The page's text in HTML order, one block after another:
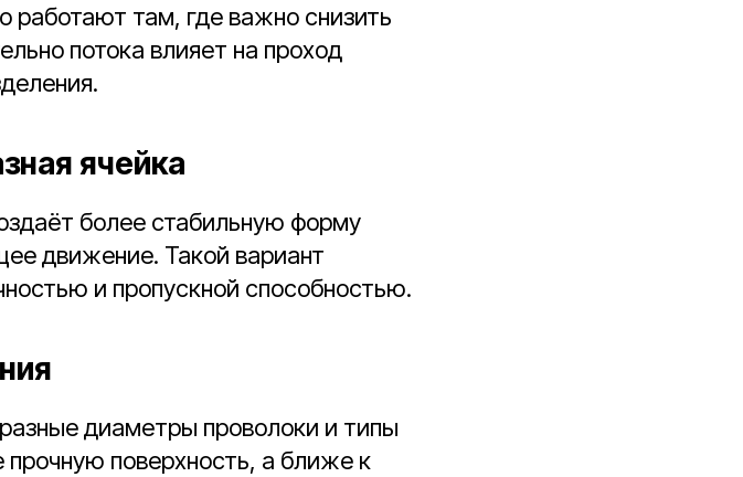
там, где важно снизить
потока влияет на проход
ячейка
более стабильную форму
движение. Такой вариант
и пропускной способностью.
диаметры проволоки и типы
прочную поверхность, а ближе к